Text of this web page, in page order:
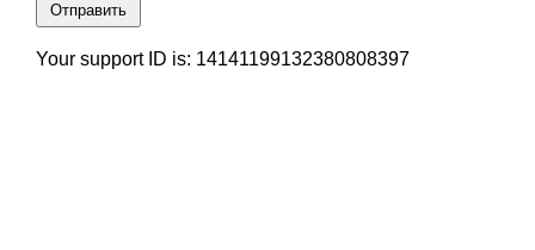
Отправить
Your support ID is: 14141199132380808397